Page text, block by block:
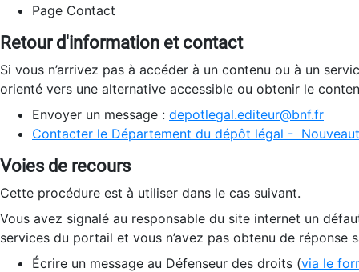
Page Contact
Retour d'information et contact
Si vous n’arrivez pas à accéder à un contenu ou à un
orienté vers une alternative accessible ou obtenir le
Envoyer un message : depotlegal.editeur@bnf.fr
Contacter le Département du dépôt légal -
Voies de recours
Cette procédure est à utiliser dans le cas suivant.
Vous avez signalé au responsable du site internet un
services du portail et vous n’avez pas obtenu de réponse
Écrire un message au Défenseur des droits (via le